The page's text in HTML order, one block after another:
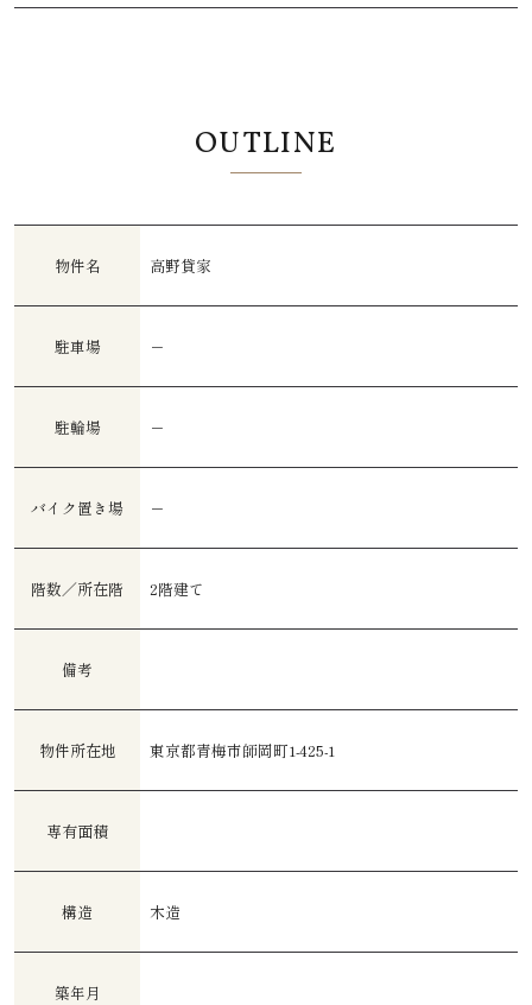
OUTLINE
物件名 高野貸家
駐車場 －
駐輪場 －
バイク置き場 －
階数／所在階 2階建て
備考
物件所在地 東京都青梅市師岡町1-425-1
専有面積
構造 木造
築年月